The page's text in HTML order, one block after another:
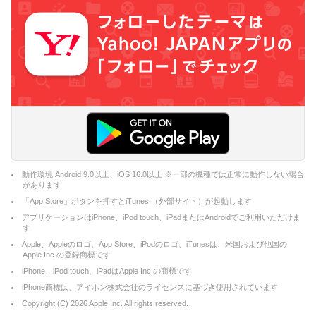
動作環境 Android 9.0以上、iOS 16.0以上 ※一部の機種では正常に動作しない場合
があります
「App Store」ボタンを押すとiTunes （外部サイト）が起動します
アプリケーションはiPhone、iPod touch、iPadまたはAndroidでご利用いただけま
す
Apple、Appleのロゴ、App Store、iPodのロゴ、iTunesは、米国および他国の
Apple Inc.の登録商標です
iPhone、iPod touch、iPadはApple Inc.の商標です
iPhone商標は、アイホン株式会社のライセンスに基づき使用されています
Copyright (C) 2026Apple Inc. All rights reserved.